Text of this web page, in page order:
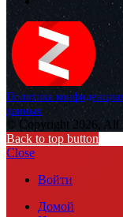
Политика
данных
© Copyright 2026, All
Back to top button
Close
Войти
Домой